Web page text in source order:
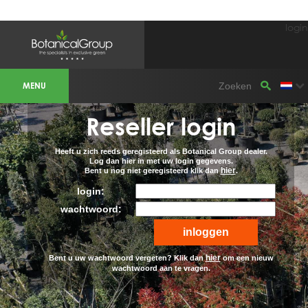
BOTANICALGROUP WERKGEBIEDEN &
WEBSITES
OLIJFBOOMSPECIALIST.NL
OLIJFBOOMSPECIALIST.BE
LESPECIALISTEDESOLIVIERS.FR
OLIVENBAUM.DE
DRZEWAOLIWNE.PL
OLIVETREESPECIALIST.COM
Bomen
BOMEN.NL
GROENBLIJVENDEBOMEN.NL
GROENBLIJVENDEBOMEN.BE
PALMBOMENSPECIALIST.NL
IMMERGRUENEBAEUME.DE
Botanicalgroup
BOTANICALGROUP.EU
BOTANICALGROUP.DE
BOTANICALGROUP.BE
login
MENU
Reseller login
Heeft u zich reeds geregisteerd als Botanical Group dealer.
Log dan hier in met uw login gegevens.
Bent u nog niet geregisteerd klik danhier.
login:
wachtwoord:
Bent u uw wachtwoord vergeten? Klik danhierom een nieuw
wachtwoord aan te vragen.